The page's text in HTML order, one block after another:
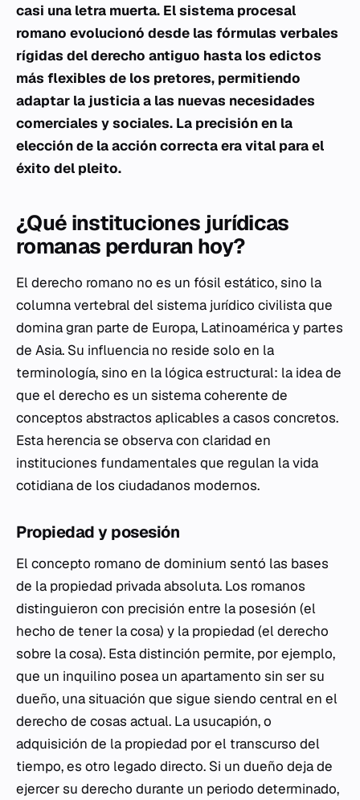
casi una letra muerta. El sistema procesal
romano evolucionó desde las fórmulas verbales
rígidas del derecho antiguo hasta los edictos
más flexibles de los pretores, permitiendo
adaptar la justicia a las nuevas necesidades
comerciales y sociales. La precisión en la
elección de la acción correcta era vital para el
éxito del pleito.
¿Qué instituciones jurídicas
romanas perduran hoy?
El derecho romano no es un fósil estático, sino la
columna vertebral del sistema jurídico civilista que
domina gran parte de Europa, Latinoamérica y partes
de Asia. Su influencia no reside solo en la
terminología, sino en la lógica estructural: la idea de
que el derecho es un sistema coherente de
conceptos abstractos aplicables a casos concretos.
Esta herencia se observa con claridad en
instituciones fundamentales que regulan la vida
cotidiana de los ciudadanos modernos.
Propiedad y posesión
El concepto romano de dominium sentó las bases
de la propiedad privada absoluta. Los romanos
distinguieron con precisión entre la posesión (el
hecho de tener la cosa) y la propiedad (el derecho
sobre la cosa). Esta distinción permite, por ejemplo,
que un inquilino posea un apartamento sin ser su
dueño, una situación que sigue siendo central en el
derecho de cosas actual. La usucapión, o
adquisición de la propiedad por el transcurso del
tiempo, es otro legado directo. Si un dueño deja de
ejercer su derecho durante un periodo determinado,